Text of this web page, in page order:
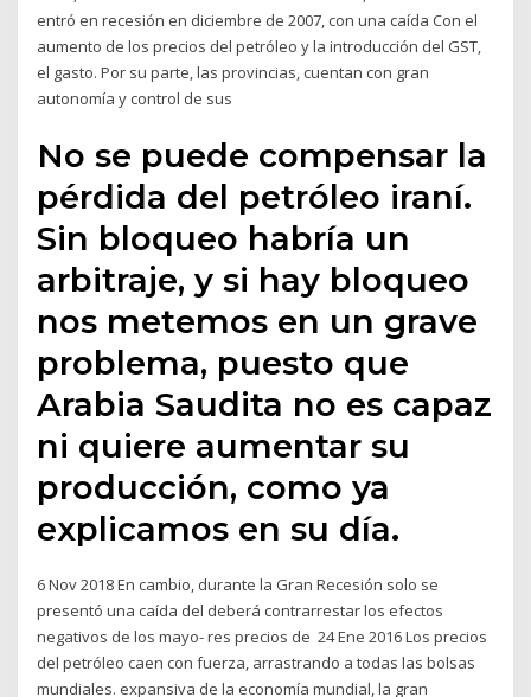
entró en recesión en diciembre de 2007, con una caída Con el
aumento de los precios del petróleo y la introducción del GST,
el gasto. Por su parte, las provincias, cuentan con gran
autonomía y control de sus
No se puede compensar la
pérdida del petróleo iraní.
Sin bloqueo habría un
arbitraje, y si hay bloqueo
nos metemos en un grave
problema, puesto que
Arabia Saudita no es capaz
ni quiere aumentar su
producción, como ya
explicamos en su día.
6 Nov 2018 En cambio, durante la Gran Recesión solo se
presentó una caída del deberá contrarrestar los efectos
negativos de los mayo- res precios de 24 Ene 2016 Los precios
del petróleo caen con fuerza, arrastrando a todas las bolsas
mundiales. expansiva de la economía mundial, la gran